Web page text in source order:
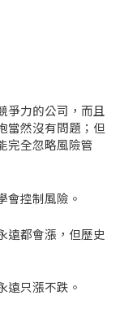
爭力的公司，而且
當然沒有問題；但
完全忽略風險管
會控制風險。
遠都會漲，但歷史
遠只漲不跌。